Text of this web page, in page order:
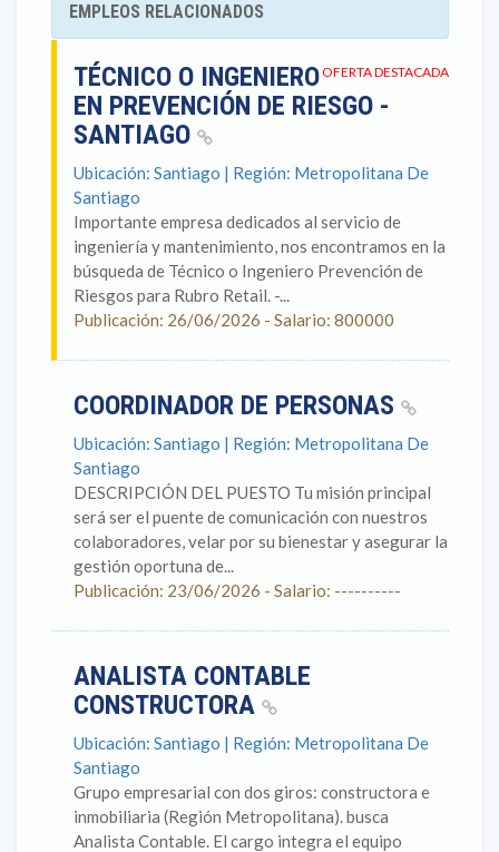
EMPLEOS RELACIONADOS
OFERTA DESTACADA
TÉCNICO O INGENIERO
EN PREVENCIÓN DE RIESGO -
SANTIAGO
Ubicación: Santiago | Región: Metropolitana De
Santiago
Importante empresa dedicados al servicio de
ingeniería y mantenimiento, nos encontramos en la
búsqueda de Técnico o Ingeniero Prevención de
Riesgos para Rubro Retail. -...
Publicación: 26/06/2026 - Salario: 800000
COORDINADOR DE PERSONAS
Ubicación: Santiago | Región: Metropolitana De
Santiago
DESCRIPCIÓN DEL PUESTO Tu misión principal
será ser el puente de comunicación con nuestros
colaboradores, velar por su bienestar y asegurar la
gestión oportuna de...
Publicación: 23/06/2026 - Salario: ----------
ANALISTA CONTABLE
CONSTRUCTORA
Ubicación: Santiago | Región: Metropolitana De
Santiago
Grupo empresarial con dos giros: constructora e
inmobiliaria (Región Metropolitana). busca
Analista Contable. El cargo integra el equipo